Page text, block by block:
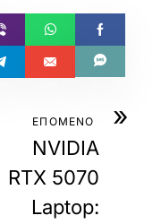
»
ΕΠΟΜΕΝΟ
NVIDIA
RTX 5070
Laptop: